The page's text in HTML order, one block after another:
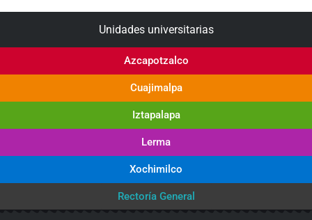
Unidades universitarias
Azcapotzalco
Cuajimalpa
Iztapalapa
Lerma
Xochimilco
Rectoría General